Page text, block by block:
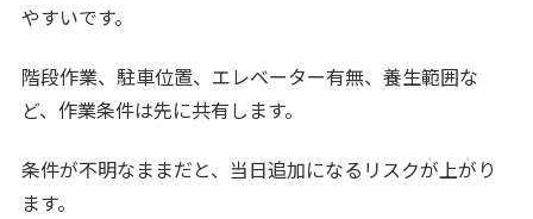
やすいです。
階段作業、駐車位置、エレベーター有無、養生範囲な
ど、作業条件は先に共有します。
条件が不明なままだと、当日追加になるリスクが上がり
ます。